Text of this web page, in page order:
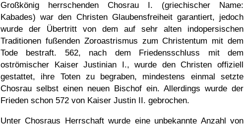
Großkönig herrschenden Chosrau I. (griechischer Name:
Kabades) war den Christen Glaubensfreiheit garantiert, jedoch
wurde der Übertritt von dem auf sehr alten indopersischen
Traditionen fußenden Zoroastrismus zum Christentum mit dem
Tode bestraft. 562, nach dem Friedensschluss mit dem
oströmischer Kaiser Justinian I., wurde den Christen offiziell
gestattet, ihre Toten zu begraben, mindestens einmal setzte
Chosrau selbst einen neuen Bischof ein. Allerdings wurde der
Frieden schon 572 von Kaiser Justin II. gebrochen.
Unter Chosraus Herrschaft wurde eine unbekannte Anzahl von